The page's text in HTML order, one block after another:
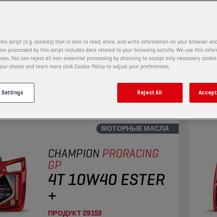
ПРОДУКТ29152
синтетическое моторное масло
для самых требовательных
двигателей мотоциклов. Технология
эфира.
Это
МОТОРНЫЕ МАСЛА
CHAMPION PRORACING
GP
4T 10W40 ESTER
+
ПРОДУКТ29153
script (e.g. cookies) that is able to read, store, and write information on your browser
processed by this script includes data related to your browsing activity. We use this
You can reject all non-essential processing by choosing to accept only necessary
choice and learn more click Cookie Policy to adjust your preferences.
Settings Reject All